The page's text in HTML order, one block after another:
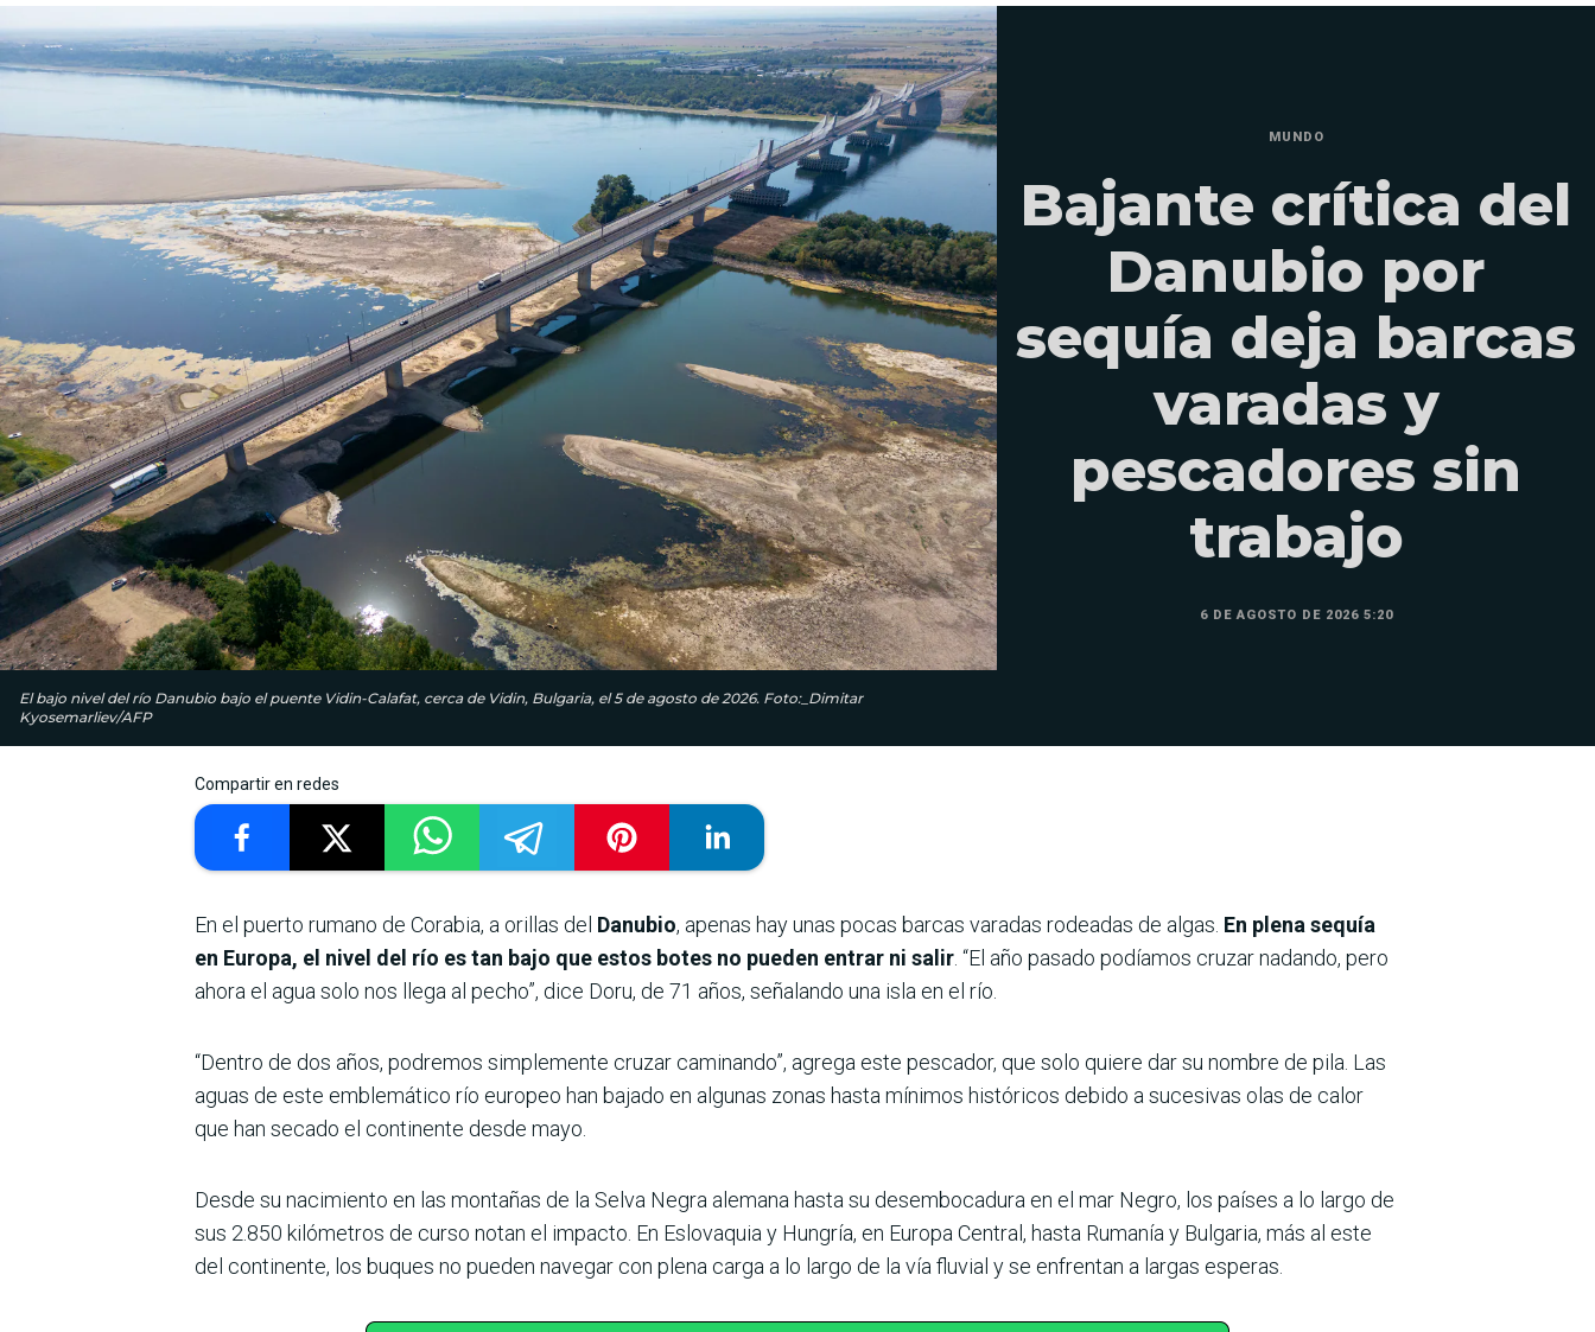
El bajo nivel del río Danubio bajo el puente Vidin-Calafat, cerca de Vidin, Bulgaria, el 5 de agosto de 2026. Foto:_Dimitar
Kyosemarliev/AFP
MUNDO
Bajante crítica del
Danubio por
sequía deja barcas
varadas y
pescadores sin
trabajo
6 DE AGOSTO DE 2026 5:20
Compartir en redes
En el puerto rumano de Corabia, a orillas del Danubio, apenas hay unas pocas barcas varadas rodeadas de algas. En plena sequía
en Europa, el nivel del río es tan bajo que estos botes no pueden entrar ni salir . “El año pasado podíamos cruzar nadando, pero
ahora el agua solo nos llega al pecho”, dice Doru, de 71 años, señalando una isla en el río.
“Dentro de dos años, podremos simplemente cruzar caminando”, agrega este pescador, que solo quiere dar su nombre de pila. Las
aguas de este emblemático río europeo han bajado en algunas zonas hasta mínimos históricos debido a sucesivas olas de calor
que han secado el continente desde mayo.
Desde su nacimiento en las montañas de la Selva Negra alemana hasta su desembocadura en el mar Negro, los países a lo largo de
sus 2.850 kilómetros de curso notan el impacto. En Eslovaquia y Hungría, en Europa Central, hasta Rumanía y Bulgaria, más al este
del continente, los buques no pueden navegar con plena carga a lo largo de la vía fluvial y se enfrentan a largas esperas.